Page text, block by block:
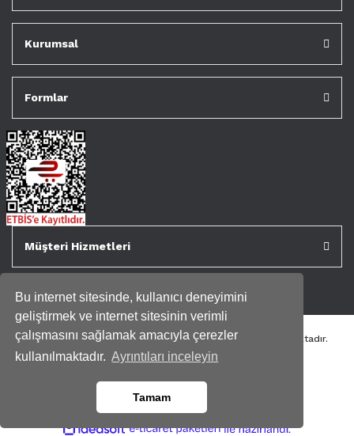
Bu internet sitesinde, kullanıcı deneyimini
geliştirmek ve internet sitesinin verimli
çalışmasını sağlamak amacıyla çerezler
kullanılmaktadır. Ayrıntıları inceleyin
Tamam
Kurumsal
Formlar
Müşteri Hizmetleri
Tüm kredi kartı bilgileriniz 256bit SSL Sertifikası ile korunmaktadır.
Genispencere.com Tüm Hakları Saklıdır.
ideasoft e- ile